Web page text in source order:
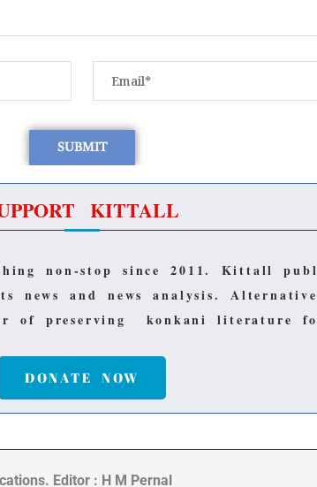
KITTALL
non-stop since 2011. Kittall
news and news analysis.
of preserving konkani literature
DONATE NOW
Editor : H M Pernal